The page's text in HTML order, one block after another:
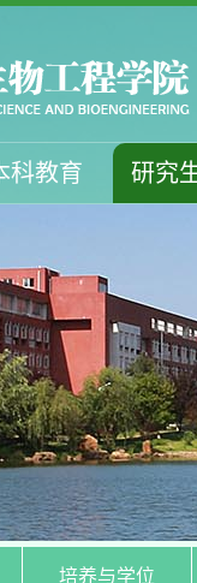
科教育 研究
培养与学位